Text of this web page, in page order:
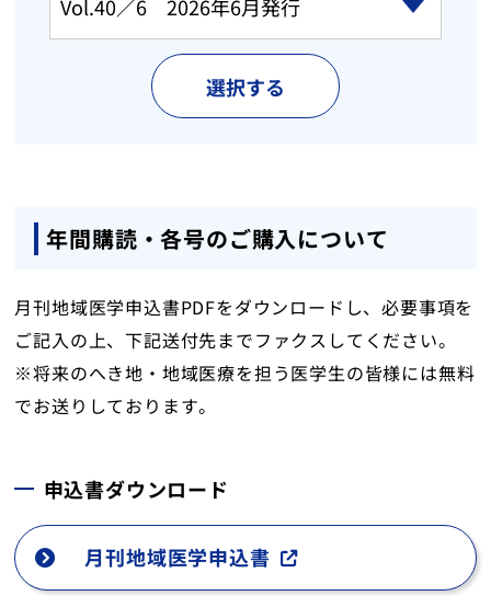
選択する
年間購読・各号のご購入について
月刊地域医学申込書PDFをダウンロードし、必要事項を
ご記入の上、下記送付先までファクスしてください。
※将来のへき地・地域医療を担う医学生の皆様には無料
でお送りしております。
申込書ダウンロード
月刊地域医学申込書